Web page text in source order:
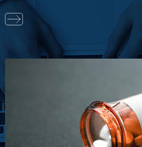
Διαβάστε
περισσότερα